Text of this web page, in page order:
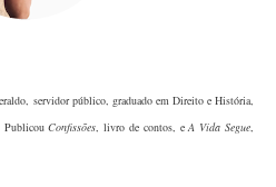
servidor público, graduado em Direito e História,
PublicouConfissões , livro de contos, eA Vida Segue